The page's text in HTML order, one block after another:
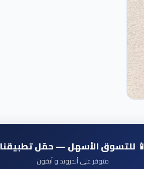
📱 للتسوق الأسهل — حمّل تطبيقنا
متوفر على أندرويد و آيفون